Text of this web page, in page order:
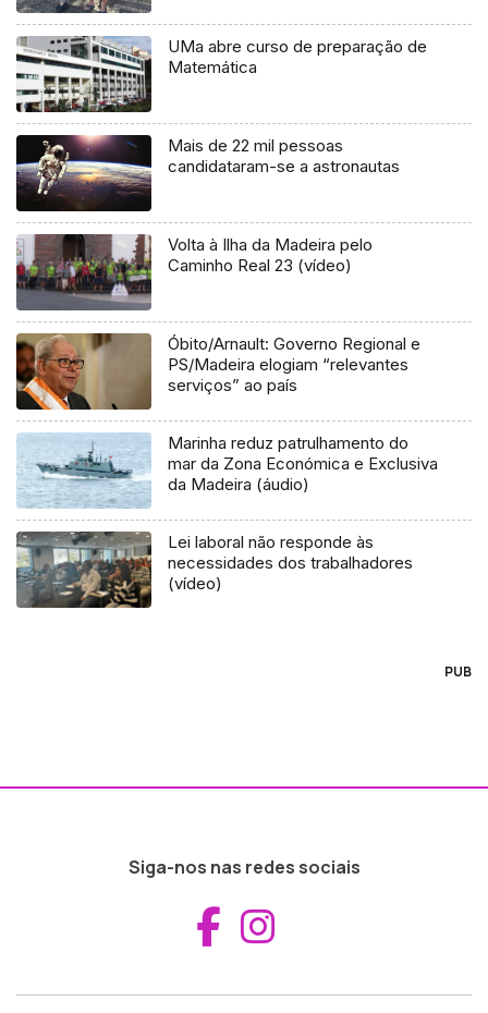
UMa abre curso de preparação de
Matemática
Mais de 22 mil pessoas
candidataram-se a astronautas
Volta à Ilha da Madeira pelo
Caminho Real 23 (vídeo)
Óbito/Arnault: Governo Regional e
PS/Madeira elogiam “relevantes
serviços” ao país
Marinha reduz patrulhamento do
mar da Zona Económica e Exclusiva
da Madeira (áudio)
Lei laboral não responde às
necessidades dos trabalhadores
(vídeo)
PUB
Siga-nos nas redes sociais
Aceder ao